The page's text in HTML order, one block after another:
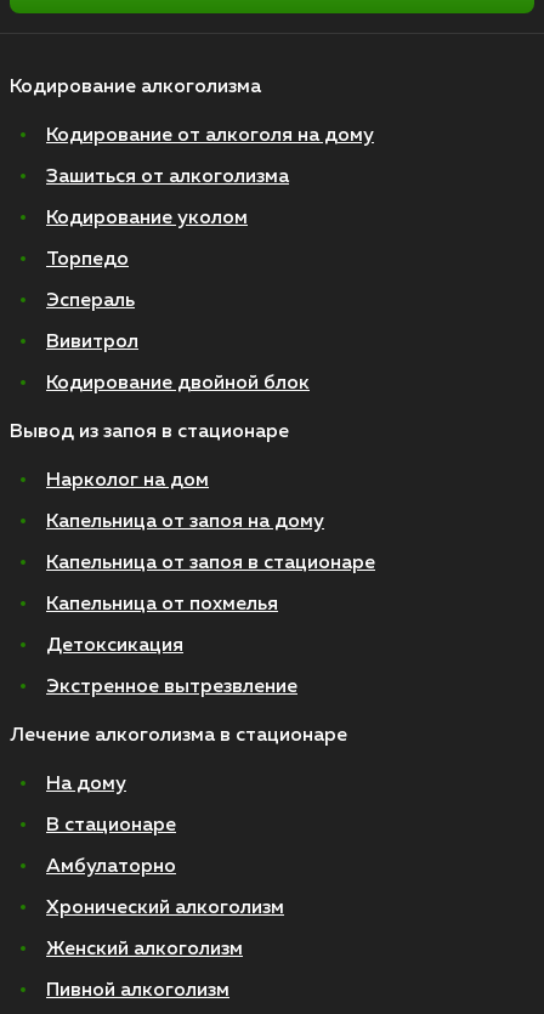
Кодирование алкоголизма
Кодирование от алкоголя на дому
Зашиться от алкоголизма
Кодирование уколом
Торпедо
Эспераль
Вивитрол
Кодирование двойной блок
Вывод из запоя в стационаре
Нарколог на дом
Капельница от запоя на дому
Капельница от запоя в стационаре
Капельница от похмелья
Детоксикация
Экстренное вытрезвление
Лечение алкоголизма в стационаре
На дому
В стационаре
Амбулаторно
Хронический алкоголизм
Женский алкоголизм
Пивной алкоголизм